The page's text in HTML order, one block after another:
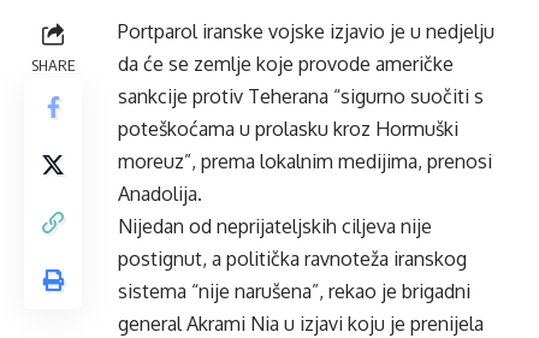
SHARE
Portparol iranske vojske izjavio je u nedjelju
da će se zemlje koje provode američke
sankcije protiv Teherana “sigurno suočiti s
poteškoćama u prolasku kroz Hormuški
moreuz”, prema lokalnim medijima, prenosi
Anadolija.
Nijedan od neprijateljskih ciljeva nije
postignut, a politička ravnoteža iranskog
sistema “nije narušena”, rekao je brigadni
general Akrami Nia u izjavi koju je prenijela